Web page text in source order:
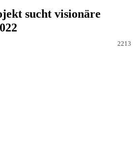
sucht visionäre
2213